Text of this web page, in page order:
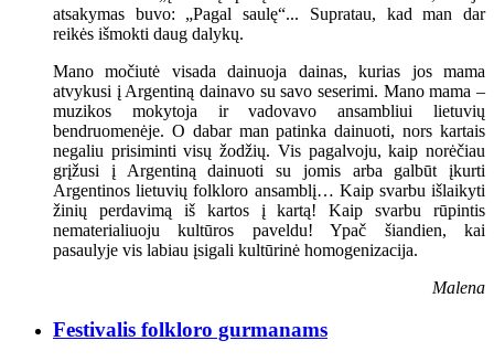
atsakymas buvo: „Pagal saulę“... Supratau, kad man dar
reikės išmokti daug dalykų.
Mano močiutė visada dainuoja dainas, kurias jos mama
atvykusi į Argentiną dainavo su savo seserimi. Mano mama –
muzikos mokytoja ir vadovavo ansambliui lietuvių
bendruomenėje. O dabar man patinka dainuoti, nors kartais
negaliu prisiminti visų žodžių. Vis pagalvoju, kaip norėčiau
grįžusi į Argentiną dainuoti su jomis arba galbūt įkurti
Argentinos lietuvių folkloro ansamblį… Kaip svarbu išlaikyti
žinių perdavimą iš kartos į kartą! Kaip svarbu rūpintis
nematerialiuoju kultūros paveldu! Ypač šiandien, kai
pasaulyje vis labiau įsigali kultūrinė homogenizacija.
Malena
Festivalis folkloro gurmanams